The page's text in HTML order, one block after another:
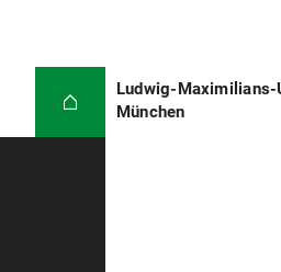
Ludwig-
München